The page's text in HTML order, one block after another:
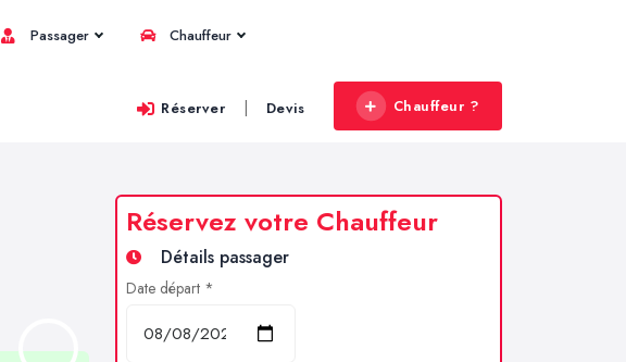
Passager Chauffeur
Réserver | Devis Chauffeur ?
Réservez votre Chauffeur
Détails passager
Date départ *